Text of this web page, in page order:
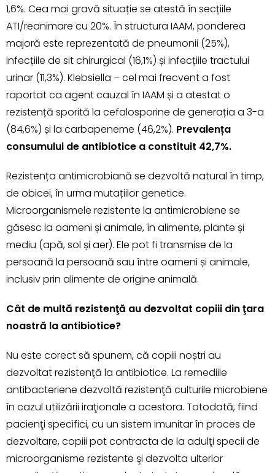
1,6%. Cea mai gravă situație se atestă în secțiile
ATI/reanimare cu 20%. În structura IAAM, ponderea
majoră este reprezentată de pneumonii (25%),
infecțiile de sit chirurgical (16,1%) și infecțiile tractului
urinar (11,3%). Klebsiella – cel mai frecvent a fost
raportat ca agent cauzal în IAAM și a atestat o
rezistență sporită la cefalosporine de generația a 3-a
(84,6%) și la carbapeneme (46,2%). Prevalența
consumului de antibiotice a constituit 42,7%.
Rezistența antimicrobiană se dezvoltă natural în timp,
de obicei, în urma mutațiilor genetice.
Microorganismele rezistente la antimicrobiene se
găsesc la oameni și animale, în alimente, plante și
mediu (apă, sol și aer). Ele pot fi transmise de la
persoană la persoană sau între oameni și animale,
inclusiv prin alimente de origine animală.
Cât de multă rezistenţă au dezvoltat copiii din ţara
noastră la antibiotice?
Nu este corect să spunem, că copiii noștri au
dezvoltat rezistenţă la antibiotice. La remediile
antibacteriene dezvoltă rezistenţă culturile microbiene
în cazul utilizării iraţionale a acestora. Totodată, fiind
pacienţi specifici, cu un sistem imunitar în proces de
dezvoltare, copiii pot contracta de la adulţi specii de
microorganisme rezistente şi dezvolta ulterior